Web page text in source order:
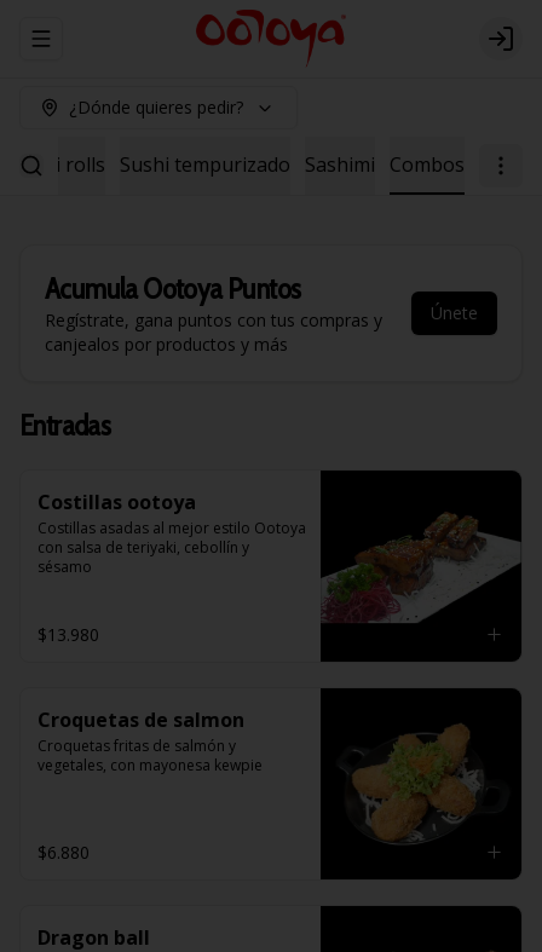
Abrir menu de navegación Login
¿Dónde quieres pedir?
Sushi rolls Sushi tempurizado Sashimi Combos
AcumulaOotoya Puntos
Regístrate, gana puntos con tus compras y
canjealos por productos y más
Únete
Entradas
Costillas ootoya
Costillas asadas al mejor estilo Ootoya
con salsa de teriyaki, cebollín y
sésamo
$13.980
Croquetas de salmon
Croquetas fritas de salmón y
vegetales, con mayonesa kewpie
$6.880
Dragon ball